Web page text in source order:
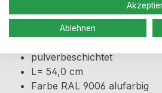
Befestigungswinkel um
pulverbeschichtet
L= 54,0 cm
Farbe RAL 9006 alufarbig
Ablehnen